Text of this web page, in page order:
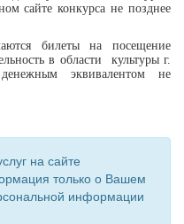
сайте конкурса не позднее
билеты на посещение
в области
культуры г.
эквивалентом не
на сайте
только о Вашем
информации